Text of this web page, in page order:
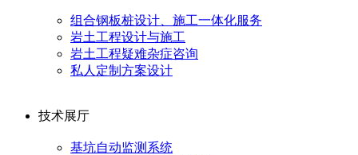
组合钢板桩设计、施工一体化服务
岩土工程设计与施工
岩土工程疑难杂症咨询
私人定制方案设计
技术展厅
基坑自动监测系统